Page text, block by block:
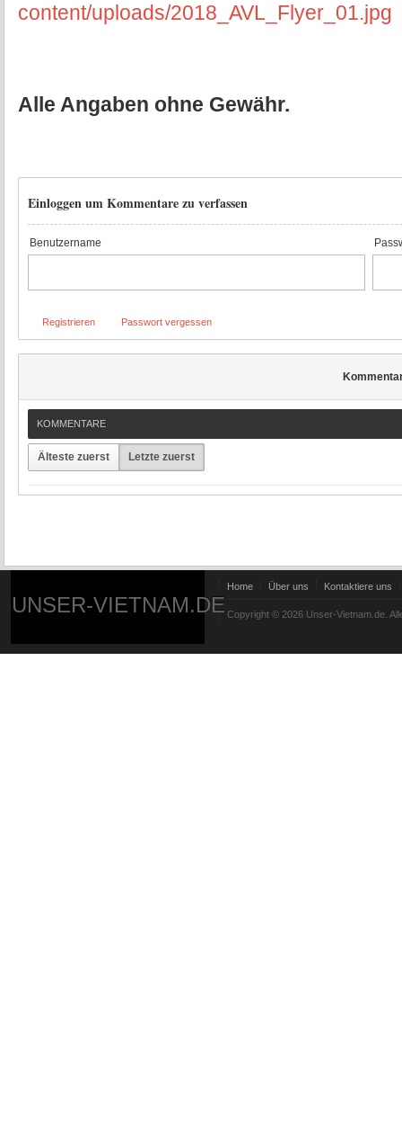
content/uploads/2018_AVL_Flyer_01.jpg
Alle Angaben ohne Gewähr.
Einloggen um Kommentare zu verfassen
Benutzername
Registrieren Passwort vergessen
KOMMENTARE
Älteste zuerst Letzte zuerst
UNSER-VIETNAM.DE
Home Über uns Kontaktiere uns
Copyright © 2026 Unser-Vietnam.de.